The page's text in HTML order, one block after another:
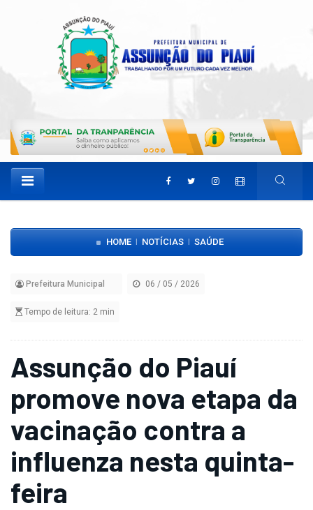
HOME NOTÍCIAS SAÚDE
Prefeitura Municipal 06 / 05 / 2026
Tempo de leitura: 2 min
Assunção do Piauí
promove nova etapa da
vacinação contra a
influenza nesta quinta-
feira